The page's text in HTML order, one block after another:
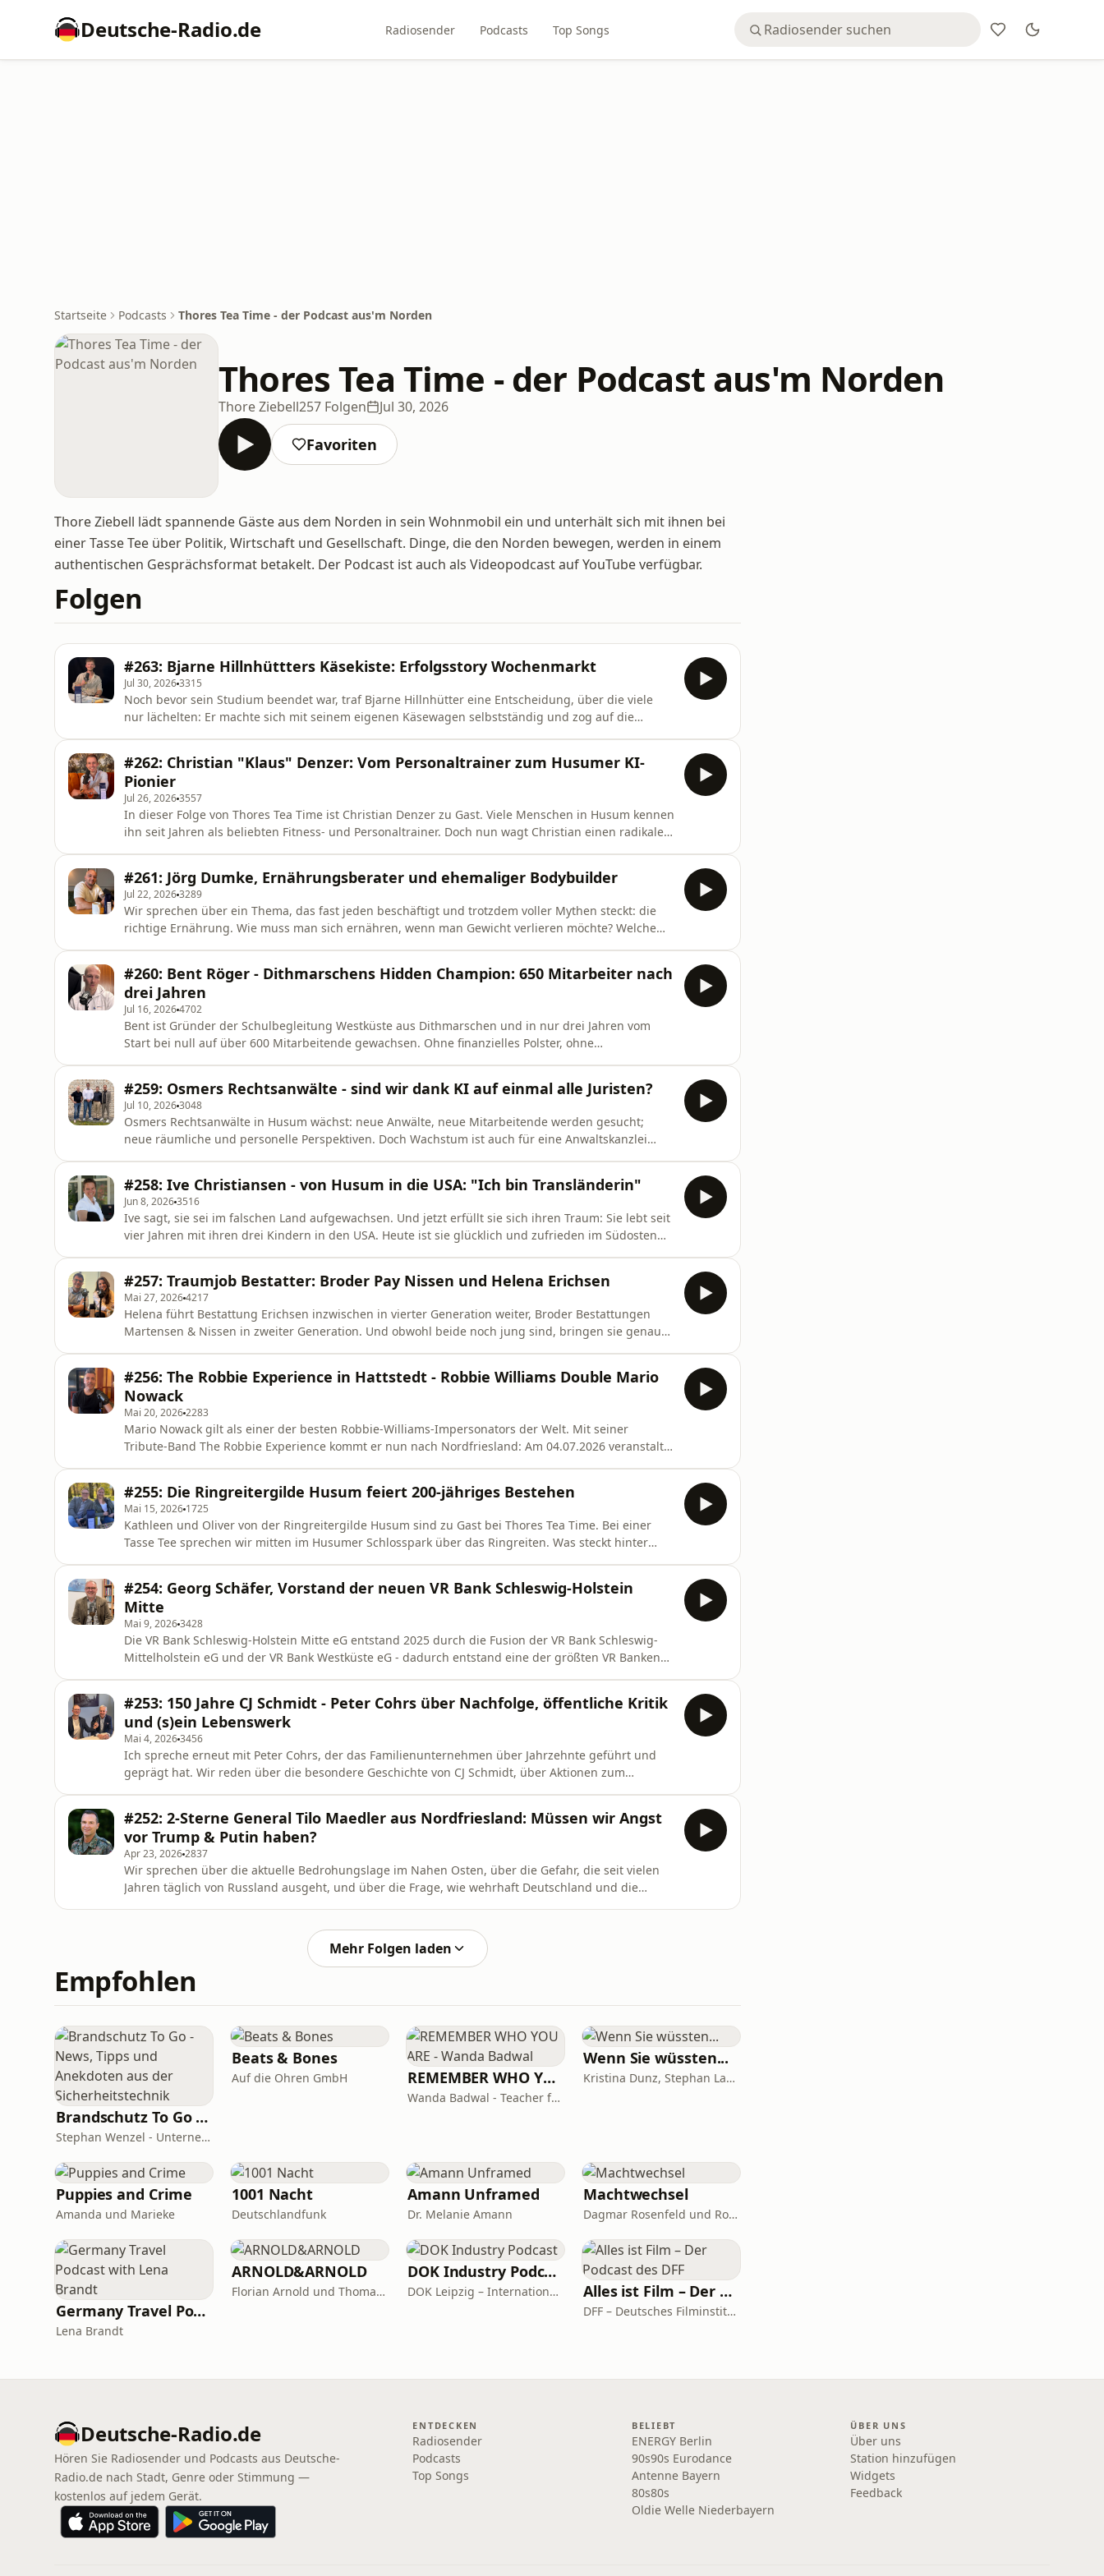
Deutsche-Radio.de Radiosender Podcasts Top Songs
Startseite Podcasts Thores Tea Time - der Podcast aus'm Norden
Thores Tea Time - der Podcast aus'm Norden
Thore Ziebell257 Folgen Jul 30, 2026
Favoriten
Thore Ziebell lädt spannende Gäste aus dem Norden in sein Wohnmobil ein und unterhält sich mit ihnen bei
einer Tasse Tee über Politik, Wirtschaft und Gesellschaft. Dinge, die den Norden bewegen, werden in einem
authentischen Gesprächsformat betakelt. Der Podcast ist auch als Videopodcast auf YouTube verfügbar.
Folgen
#263: Bjarne Hillnhüttters Käsekiste: Erfolgsstory Wochenmarkt
Jul 30, 20263315
Noch bevor sein Studium beendet war, traf Bjarne Hillnhütter eine Entscheidung, über die viele
nur lächelten: Er machte sich mit seinem eigenen Käsewagen selbstständig und zog auf die
erfolgreiches Geschäft aufge
#262: Christian "Klaus" Denzer: Vom Personaltrainer zum Husumer KI-
Pionier
Jul 26, 20263557
In dieser Folge von Thores Tea Time ist Christian Denzer zu Gast. Viele Menschen in Husum kennen
ihn seit Jahren als beliebten Fitness- und Personaltrainer. Doch nun wagt Christian einen radikalen
mehr al
#261: Jörg Dumke, Ernährungsberater und ehemaliger Bodybuilder
Jul 22, 20263289
Wir sprechen über ein Thema, das fast jeden beschäftigt und trotzdem voller Mythen steckt: die
richtige Ernährung. Wie muss man sich ernähren, wenn man Gewicht verlieren möchte? Welche
Außerdem geht es um die Frage, warum es g
#260: Bent Röger - Dithmarschens Hidden Champion: 650 Mitarbeiter nach
drei Jahren
Jul 16, 20264702
Bent ist Gründer der Schulbegleitung Westküste aus Dithmarschen und in nur drei Jahren vom
Start bei null auf über 600 Mitarbeitende gewachsen. Ohne finanzielles Polster, ohne
werden. Besonders beeindruckend: Bent ist al
#259: Osmers Rechtsanwälte - sind wir dank KI auf einmal alle Juristen?
Jul 10, 20263048
Osmers Rechtsanwälte in Husum wächst: neue Anwälte, neue Mitarbeitende werden gesucht;
neue räumliche und personelle Perspektiven. Doch Wachstum ist auch für eine Anwaltskanzlei
den juristischen Alltag. In dieser Fol
#258: Ive Christiansen - von Husum in die USA: "Ich bin Transländerin"
Jun 8, 20263516
Ive sagt, sie sei im falschen Land aufgewachsen. Und jetzt erfüllt sie sich ihren Traum: Sie lebt seit
vier Jahren mit ihren drei Kindern in den USA. Heute ist sie glücklich und zufrieden im Südosten
Parallel
#257: Traumjob Bestatter: Broder Pay Nissen und Helena Erichsen
Mai 27, 20264217
Helena führt Bestattung Erichsen inzwischen in vierter Generation weiter, Broder Bestattungen
Martensen & Nissen in zweiter Generation. Und obwohl beide noch jung sind, bringen sie genau
eher zurückschrecken: Sie be
#256: The Robbie Experience in Hattstedt - Robbie Williams Double Mario
Nowack
Mai 20, 20262283
Mario Nowack gilt als einer der besten Robbie-Williams-Impersonators der Welt. Mit seiner
Tribute-Band The Robbie Experience kommt er nun nach Nordfriesland: Am 04.07.2026 veranstaltet
shz.ticketcenter.de/hattstedtgoesrobbie Im Vorwege durfte
#255: Die Ringreitergilde Husum feiert 200-jähriges Bestehen
Mai 15, 2026 1725
Kathleen und Oliver von der Ringreitergilde Husum sind zu Gast bei Thores Tea Time. Bei einer
Tasse Tee sprechen wir mitten im Husumer Schlosspark über das Ringreiten. Was steckt hinter
wird man König ode
#254: Georg Schäfer, Vorstand der neuen VR Bank Schleswig-Holstein
Mitte
Mai 9, 20263428
Die VR Bank Schleswig-Holstein Mitte eG entstand 2025 durch die Fusion der VR Bank Schleswig-
Mittelholstein eG und der VR Bank Westküste eG - dadurch entstand eine der größten VR Banken
Zugehörigkeit, die Bedeutung
#253: 150 Jahre CJ Schmidt - Peter Cohrs über Nachfolge, öffentliche Kritik
und (s)ein Lebenswerk
Mai 4, 20263456
Ich spreche erneut mit Peter Cohrs, der das Familienunternehmen über Jahrzehnte geführt und
geprägt hat. Wir reden über die besondere Geschichte von CJ Schmidt, über Aktionen zum
Nachfolge durch die eigenen Kinder
#252: 2-Sterne General Tilo Maedler aus Nordfriesland: Müssen wir Angst
vor Trump & Putin haben?
Apr 23, 20262837
Wir sprechen über die aktuelle Bedrohungslage im Nahen Osten, über die Gefahr, die seit vielen
Jahren täglich von Russland ausgeht, und über die Frage, wie wehrhaft Deutschland und die
Mehr Folgen laden
Empfohlen
Brandschutz To Go - News, Tipps und Anekdoten aus der Sicherheitstechnik
Stephan Wenzel - Unternehmensberatung zur DIN 14675 Zertifizierung
Beats & Bones
Auf die Ohren GmbH REMEMBER WHO YOU ARE - Wanda Badwal
Wanda Badwal - Teacher for Yoga & Meditation, Author, Speaker
Wenn Sie wüssten...
Kristina Dunz, Stephan Lamby und Eva Quadbeck
Puppies and Crime
Amanda und Marieke
1001 Nacht
Deutschlandfunk
Amann Unframed
Dr. Melanie Amann
Machtwechsel
Dagmar Rosenfeld und Robin Alexander
Germany Travel Podcast with Lena Brandt
Lena Brandt
ARNOLD&ARNOLD
Florian Arnold und Thomas Arnold
DOK Industry Podcast
DOK Leipzig – International Leipzig Festival for Documentary and Animated Film Alles ist Film – Der Podcast des DFF
DFF – Deutsches Filminstitut & Filmmuseum
Deutsche-Radio.de
Hören Sie Radiosender und Podcasts aus Deutsche-
Radio.de nach Stadt, Genre oder Stimmung —
kostenlos auf jedem Gerät.
ENTDECKEN
Radiosender
Podcasts
Top Songs
BELIEBT
ENERGY Berlin
90s90s Eurodance
Antenne Bayern
80s80s
Oldie Welle Niederbayern
ÜBER UNS
Über uns
Station hinzufügen
Widgets
Feedback